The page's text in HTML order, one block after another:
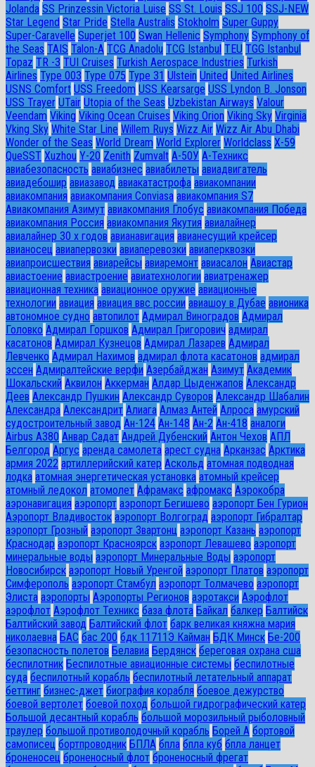
Jolanda SS Prinzessin Victoria Luise SS St. Louis SSJ 100 SSJ-NEW
Star Legend Star Pride Stella Australis Stokholm Super Guppy
Super-Caravelle Superjet 100 Swan Hellenic Symphony Symphony of
the Seas TAIS Talon-A TCG Anadolu TCG Istanbul TEU TGG Istanbul
Topaz TR -3 TUI Cruises Turkish Aerospace Industries Turkish
Airlines Type 003 Type 075 Type 31 Ulstein United United Airlines
USNS Comfort USS Freedom USS Kearsarge USS Lyndon B. Jonson
USS Trayer UTair Utopia of the Seas Uzbekistan Airways Valour
Veendam Viking Viking Ocean Cruises Viking Orion Viking Sky Virginia
Vking Sky White Star Line Willem Ruys Wizz Air Wizz Air Abu Dhabi
Wonder of the Seas World Dream World Explorer Worldclass X-59
QueSST Xuzhou Y-20 Zenith Zumvalt А-50У А-Техникс
авиабезопасность авиабизнес авиабилеты авиадвигатель
авиадебошир авиазавод авиакатастрофа авиакомпании
авиакомпания авиакомпания Conviasa авиакомпания S7
Авиакомпания Азимут авиакомпания Глобус авиакомпания Победа
авиакомпания Россия авиакомпания Якутия авиалайнер
авиалайнер 30 х годов авианавигация авианесущий крейсер
авианосец авиапервозки авиаперевозки авиаперквозки
авиапроисшествия авиарейсы авиаремонт авиасалон Авиастар
авиастоение авиастроение авиатехнологии авиатренажер
авиационная техника авиационное оружие авиационные
технологии авиация авиация ввс россии авиашоу в Дубае авионика
автономное судно автопилот Адмирал Виноградов Адмирал
Головко Адмирал Горшков Адмирал Григорович адмирал
касатонов Адмирал Кузнецов Адмирал Лазарев Адмирал
Левченко Адмирал Нахимов адмирал флота касатонов адмирал
эссен Адмиралтейские верфи Азербайджан Азимут Академик
Шокальский Аквилон Аккерман Алдар Цыденжапов Александр
Деев Александр Пушкин Александр Суворов Александр Шабалин
Александра Александрит Алиага Алмаз Антей Алроса амурский
судостроительный завод Ан-124 Ан-148 Ан-2 Ан-418 аналоги
Airbus A380 Анвар Садат Андрей Дубенский Антон Чехов АПЛ
Белгород Аргус аренда самолета арест судна Арканзас Арктика
армия 2022 артиллерийский катер Аскольд атомная подводная
лодка атомная энергетическая установка атомный крейсер
атомный ледокол атомолет Афрамакс афромакс Аэрокобра
аэронавигация аэропорт аэропорт Бегишево аэропорт Бен Гурион
Аэропорт Владивосток аэропорт Волгоград аэропорт Гибралтар
аэропорт Грозный аэропорт Звартонц аэропорт Казань аэропорт
Краснодар аэропорт Красноярск аэропорт Левашево аэропорт
минеральные воды аэропорт Минеральные Воды аэропорт
Новосибирск аэропорт Новый Уренгой аэропорт Платов аэропорт
Симферополь аэропорт Стамбул аэропорт Толмачево аэропорт
Элиста аэропорты Аэропорты Регионов аэротакси Аэрофлот
аэрофлот Аэрофлот Техникс база флота Байкал балкер Балтийск
Балтийский завод Балтийский флот барк великая княжна мария
николаевна БАС бас 200 бдк 11711Э Кайман БДК Минск Бе-200
безопасность полетов Белавиа Бердянск береговая охрана сша
беспилотник Беспилотные авиационные системы беспилотные
суда беспилотный корабль беспилотный летательный аппарат
беттинг бизнес-джет биография корабля боевое дежурство
боевой вертолет боевой поход большой гидрографический катер
Большой десантный корабль большой морозильный рыболовный
траулер большой противолодочный корабль Борей А бортовой
самописец бортпроводник БПЛА бпла бпла куб бпла ланцет
броненосец броненосный флот броненосный фрегат